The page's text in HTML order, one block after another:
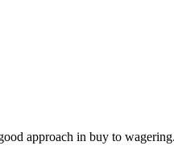
approach in buy to